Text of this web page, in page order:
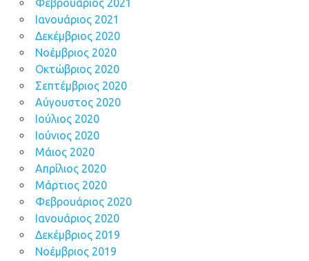
Φεβρουάριος 2021
Ιανουάριος 2021
Δεκέμβριος 2020
Νοέμβριος 2020
Οκτώβριος 2020
Σεπτέμβριος 2020
Αύγουστος 2020
Ιούλιος 2020
Ιούνιος 2020
Μάιος 2020
Απρίλιος 2020
Μάρτιος 2020
Φεβρουάριος 2020
Ιανουάριος 2020
Δεκέμβριος 2019
Νοέμβριος 2019